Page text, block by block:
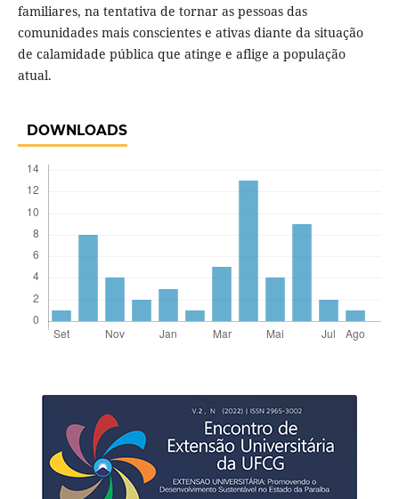
familiares, na tentativa de tornar as pessoas das
comunidades mais conscientes e ativas diante da situação
de calamidade pública que atinge e aflige a população
atual.
DOWNLOADS